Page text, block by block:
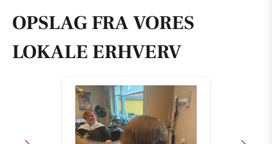
OPSLAG FRA VORES
LOKALE ERHVERV